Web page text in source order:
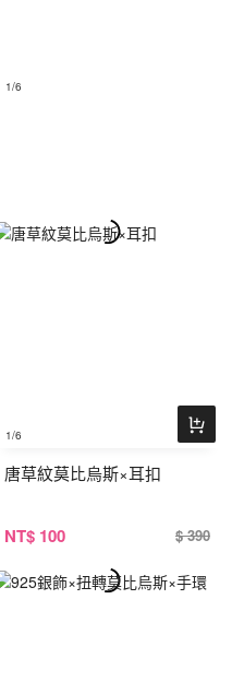
1/6
1/6
唐草紋莫比烏斯×耳扣
NT$ 100 $ 390